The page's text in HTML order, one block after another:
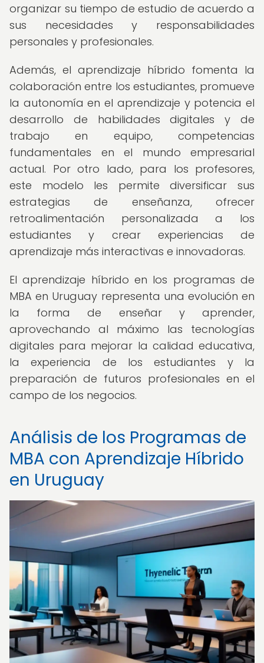
organizar su tiempo de estudio de acuerdo a
sus necesidades y responsabilidades
personales y profesionales.
Además, el aprendizaje híbrido fomenta la
colaboración entre los estudiantes, promueve
la autonomía en el aprendizaje y potencia el
desarrollo de habilidades digitales y de
trabajo en equipo, competencias
fundamentales en el mundo empresarial
actual. Por otro lado, para los profesores,
este modelo les permite diversificar sus
estrategias de enseñanza, ofrecer
retroalimentación personalizada a los
estudiantes y crear experiencias de
aprendizaje más interactivas e innovadoras.
El aprendizaje híbrido en los programas de
MBA en Uruguay representa una evolución en
la forma de enseñar y aprender,
aprovechando al máximo las tecnologías
digitales para mejorar la calidad educativa,
la experiencia de los estudiantes y la
preparación de futuros profesionales en el
campo de los negocios.
Análisis de los Programas de
MBA con Aprendizaje Híbrido
en Uruguay